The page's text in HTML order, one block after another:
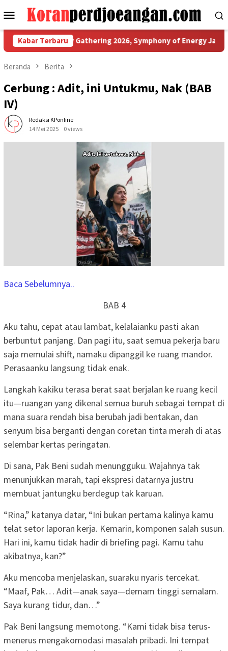
ke
Menu
Mobile
Kabar Terbaru
Family Gathering 2026, Symphony of Energy Jadi
Beranda Berita
Cerbung : Adit, ini Untukmu, Nak (BAB
IV)
Redaksi KPonline
14 Mei 2025
0 views
Baca Sebelumnya..
BAB 4
Aku tahu, cepat atau lambat, kelalaianku pasti akan
berbuntut panjang. Dan pagi itu, saat semua pekerja baru
saja memulai shift, namaku dipanggil ke ruang mandor.
Perasaanku langsung tidak enak.
Langkah kakiku terasa berat saat berjalan ke ruang kecil
itu—ruangan yang dikenal semua buruh sebagai tempat di
mana suara rendah bisa berubah jadi bentakan, dan
senyum bisa berganti dengan coretan tinta merah di atas
selembar kertas peringatan.
Di sana, Pak Beni sudah menungguku. Wajahnya tak
menunjukkan marah, tapi ekspresi datarnya justru
membuat jantungku berdegup tak karuan.
“Rina,” katanya datar, “Ini bukan pertama kalinya kamu
telat setor laporan kerja. Kemarin, komponen salah susun.
Hari ini, kamu tidak hadir di briefing pagi. Kamu tahu
akibatnya, kan?”
Aku mencoba menjelaskan, suaraku nyaris tercekat.
“Maaf, Pak… Adit—anak saya—demam tinggi semalam.
Saya kurang tidur, dan…”
Pak Beni langsung memotong. “Kami tidak bisa terus-
menerus mengakomodasi masalah pribadi. Ini tempat